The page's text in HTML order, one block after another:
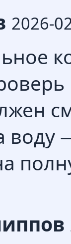
2026-
воду